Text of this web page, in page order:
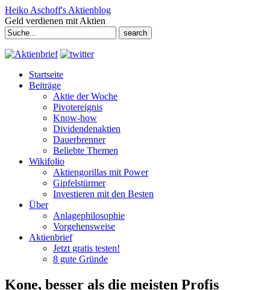
Heiko Aschoff's Aktienblog
Geld verdienen mit Aktien
Search
for:
Startseite
Beiträge
Aktie der Woche
Pivotereignis
Know-how
Dividendenaktien
Dauerbrenner
Beliebte Themen
Wikifolio
Aktiengorillas mit Power
Gipfelstürmer
Investieren mit den Besten
Über
Anlagephilosophie
Vorgehensweise
Aktienbrief
Jetzt gratis testen!
8 gute Gründe
Kone, besser als die meisten Profis